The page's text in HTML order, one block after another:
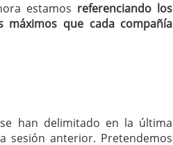
estamos referenciando los
que cada compañía
han delimitado en la última
sesión anterior. Pretendemos